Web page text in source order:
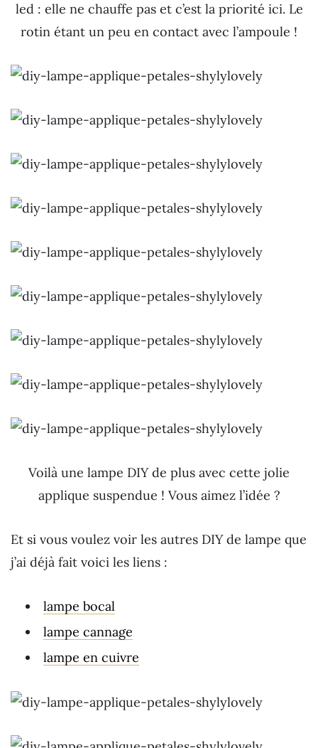
led : elle ne chauffe pas et c’est la priorité ici. Le
rotin étant un peu en contact avec l’ampoule !
Voilà une lampe DIY de plus avec cette jolie
applique suspendue ! Vous aimez l’idée ?
Et si vous voulez voir les autres DIY de lampe que
j’ai déjà fait voici les liens :
lampe bocal
lampe cannage
lampe en cuivre